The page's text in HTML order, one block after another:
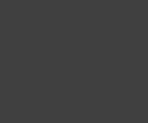
benutze die Schaltflächen